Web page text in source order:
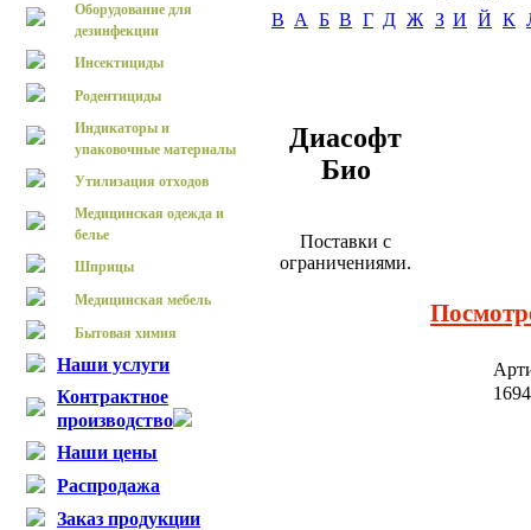
Оборудование для
дезинфекции
Инсектициды
Родентициды
Индикаторы и
упаковочные материалы
Утилизация отходов
Медицинская одежда и
белье
Шприцы
Медицинская мебель
Бытовая химия
Наши услуги
Контрактное
производство
Наши цены
Распродажа
Заказ продукции
B А Б В Г Д Ж З И Й К
Диасофт
Био
Поставки с
ограничениями.